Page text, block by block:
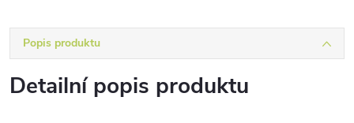
Popis produktu
Detailní popis produktu